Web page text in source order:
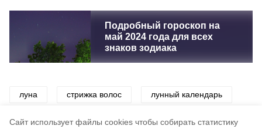
Cайт использует файлы cookies чтобы собирать статистику
Подробный гороскоп на
май 2024 года для всех
знаков зодиака
луна стрижка волос лунный календарь
деньги красота здоровье